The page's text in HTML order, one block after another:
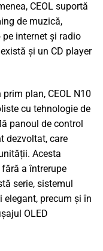
CEOL suportă
de muzică,
internet și radio
și un CD player
plan, CEOL N10
cu tehnologie de
panoul de control
dezvoltat, care
Acesta
a întrerupe
serie, sistemul
elegant, precum și în
OLED